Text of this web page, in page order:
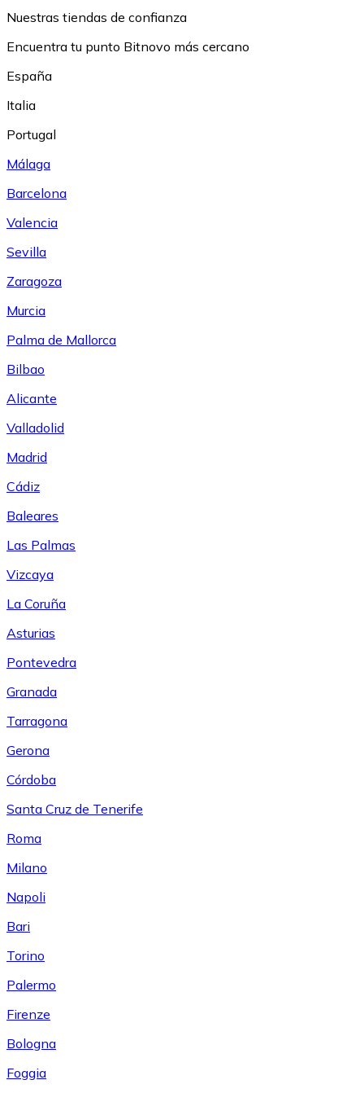
Nuestras tiendas de confianza
Encuentra tu punto Bitnovo más cercano
España
Italia
Portugal
Málaga
Barcelona
Valencia
Sevilla
Zaragoza
Murcia
Palma de Mallorca
Bilbao
Alicante
Valladolid
Madrid
Cádiz
Baleares
Las Palmas
Vizcaya
La Coruña
Asturias
Pontevedra
Granada
Tarragona
Gerona
Córdoba
Santa Cruz de Tenerife
Roma
Milano
Napoli
Bari
Torino
Palermo
Firenze
Bologna
Foggia